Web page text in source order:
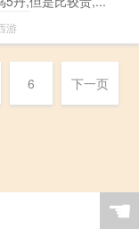
游
6 下一页
☚